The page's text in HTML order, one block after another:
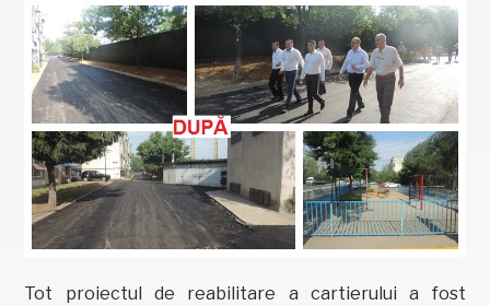
Tot proiectul de reabilitare a cartierului a fost